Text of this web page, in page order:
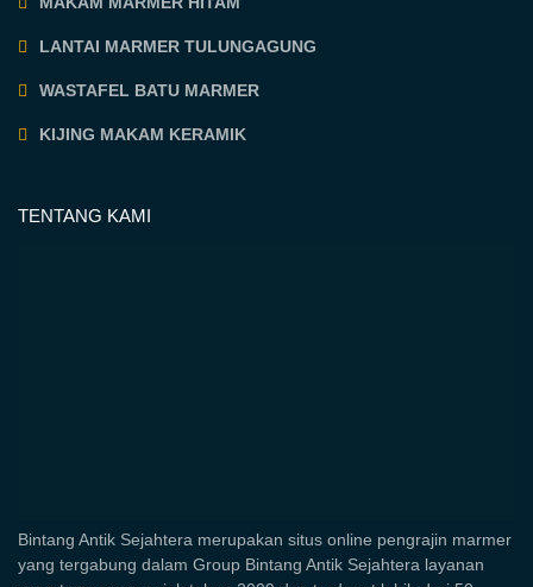
LANTAI MARMER TULUNGAGUNG
WASTAFEL BATU MARMER
KIJING MAKAM KERAMIK
TENTANG KAMI
Bintang Antik Sejahtera merupakan situs online pengrajin marmer
yang tergabung dalam Group Bintang Antik Sejahtera layanan